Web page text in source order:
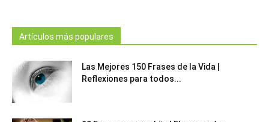
Artículos más populares
Las Mejores 150 Frases de la Vida |
Reflexiones para todos...